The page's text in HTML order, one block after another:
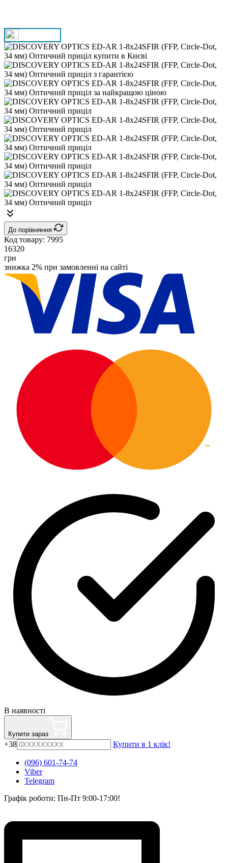
До порівняння
Код товару: 7995
16320
грн
знижка 2% при замовленні на сайті
В наявності
Купити зараз
+38 Купити в 1 клік!
(096) 601-74-74
Viber
Telegram
Графік роботи: Пн-Пт 9:00-17:00!